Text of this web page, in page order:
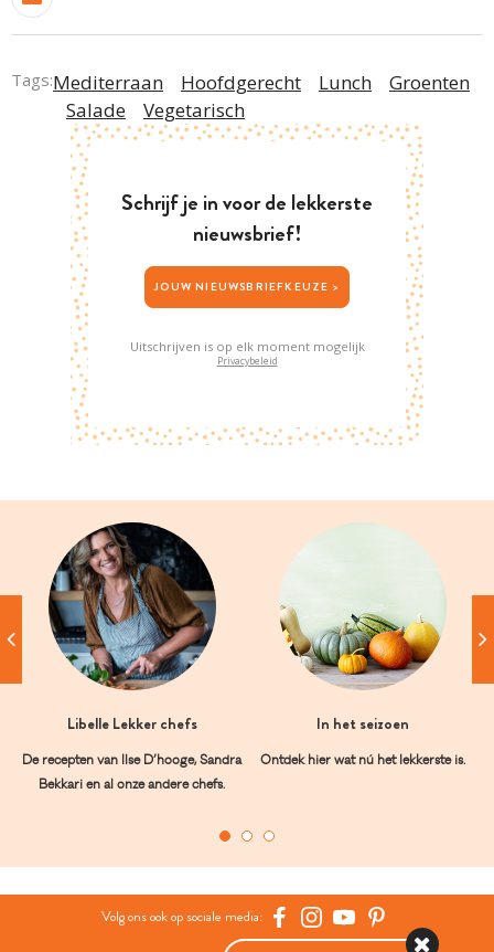
Tags:Mediterraan Hoofdgerecht Lunch
Groenten
Salade
Vegetarisch
Schrijf je in voor de lekkerste
nieuwsbrief!
JOUW NIEUWSBRIEFKEUZE >
Uitschrijven is op elk moment mogelijk
Privacybeleid
Libelle Lekker chefs
De recepten van Ilse D’hooge, Sandra
Bekkari en al onze andere chefs.
In het seizoen
Ontdek hier wat nú het lekkerste is.
Volg ons ook op sociale media: